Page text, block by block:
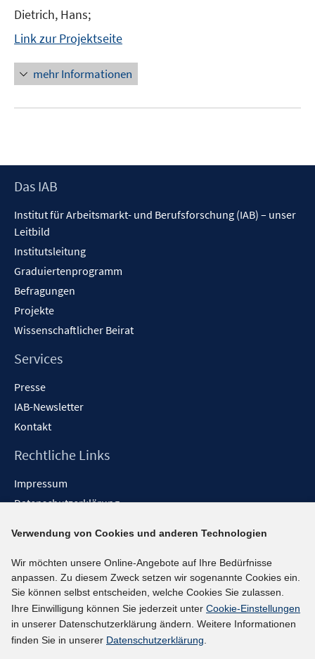
Dietrich, Hans;
Link zur Projektseite
mehr Informationen
Footer
Das IAB
Institut für Arbeitsmarkt- und Berufsforschung (IAB) – unser
Leitbild
Institutsleitung
Graduiertenprogramm
Befragungen
Projekte
Wissenschaftlicher Beirat
Services
Presse
IAB-Newsletter
Kontakt
Rechtliche Links
Impressum
Datenschutzerklärung
Barrieren melden
Social-Media-Kanäle
BlueSky
YouTube
LinkedIn
Verwendung von Cookies und anderen Technologien
Wir möchten unsere Online-Angebote auf Ihre Bedürfnisse
anpassen. Zu diesem Zweck setzen wir sogenannte Cookies ein.
Sie können selbst entscheiden, welche Cookies Sie zulassen.
Ihre Einwilligung können Sie jederzeit unter Cookie-Einstellungen
in unserer Datenschutzerklärung ändern. Weitere Informationen
finden Sie in unserer Datenschutzerklärung.